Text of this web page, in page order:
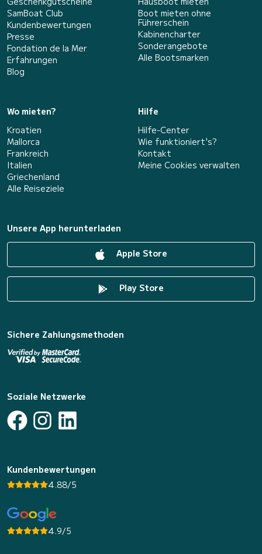
SamBoat Club
Kundenbewertungen
Presse
Fondation de la Mer
Erfahrungen
Blog
Boot mieten ohne
Führerschein
Kabinencharter
Sonderangebote
Alle Bootsmarken
Wo mieten?
Kroatien
Mallorca
Frankreich
Italien
Griechenland
Alle Reiseziele
Hilfe
Hilfe-Center
Wie funktioniert's?
Kontakt
Meine Cookies verwalten
Unsere App herunterladen
Apple Store
Play Store
Sichere Zahlungsmethoden
Soziale Netzwerke
Kundenbewertungen
4.88/5
4.9/5